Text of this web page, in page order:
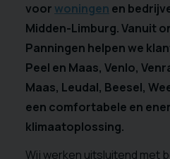
voor woningen en
Midden-Limburg. Vanuit
Panningen helpen we
Peel en Maas, Venlo,
Maas, Leudal, Beesel,
een comfortabele en
klimaatoplossing.
Wij werken uitsluitend met